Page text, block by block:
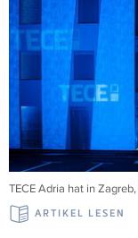
TECEAdria hat in Zagreb,
ARTIKEL LESEN